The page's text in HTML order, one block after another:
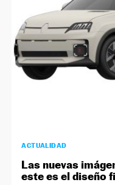
ACTUALIDAD
Las nuevas
este es el diseño